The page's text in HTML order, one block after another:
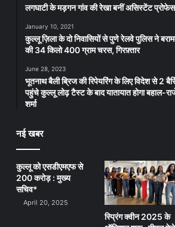
लगघाटी के मड़गन गांव की रेखा बनीं असिस्टेंट
January 10, 2021
कुल्लू ज़िला के दो निवासियों से पुणे रेलवे पुलिस ने
की 34 किलो 400 ग्राम चरस, गिरफ़्तार
June 28, 2023
भूतनाथ बैली ब्रिज की रिपेयरिंग के लिए विदेश से 2
पहुंचे कुल्लू लोढ़ टैस्ट के बाद यातायात होगा बहाल-
शर्मा
नई खबर
कुल्लू को एसडीएमएफ से
200 करोड़ : मुख्य
सचिव*
April 20, 2025
स्प्रिंग क्वीन 2025 के